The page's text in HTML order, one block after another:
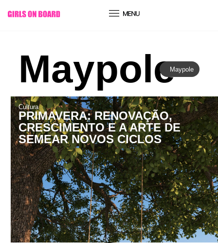
conteúdo
MaypoleMaypole
Cultura
PRIMAVERA: RENOVAÇÃO,
CRESCIMENTO E A ARTE DE
SEMEAR NOVOS CICLOS